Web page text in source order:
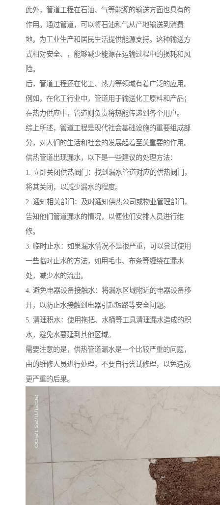
此外，管道工程在石油、气等能源的输送方面也具有的
作用。通过管道，可以将石油和气从产地输送到消费
地，为工业生产和居民生活提供能源支持。这种输送方
式相对安全、，能够减少能源在运输过程中的损耗和风
险。
后，管道工程还在化工、热力等领域有着广泛的应用。
例如，在化工行业中，管道用于输送化工原料和产品；
在热力供应中，管道则负责将热能传递到各个用户。
综上所述，管道工程是现代社会基础设施的重要组成部
分，对人们的生活和社会的发展起着至关重要的作用。
供热管道出现漏水，以下是一些建议的处理方法：
1. 立即关闭供热阀门：找到漏水管道对应的供热阀门，
将其关闭，以减少漏水的程度。
2. 通知相关部门：及时通知供热公司或物业管理部门，
告知他们管道漏水的情况，以便他们安排人员进行维
修。
3. 临时止水：如果漏水情况不是很严重，可以尝试使用
一些临时止水的方法，如用毛巾、布条等缠绕在漏水
处，减少水的流出。
4. 避免电器设备接触水：将漏水区域附近的电器设备移
开，以防止水接触到电器引起短路等安全问题。
5. 清理积水：使用拖把、水桶等工具清理漏水造成的积
水，避免水蔓延到其他区域。
需要注意的是，供热管道漏水是一个比较严重的问题，
由的维修人员进行处理，不要自行尝试修理，以免造成
更严重的后果。